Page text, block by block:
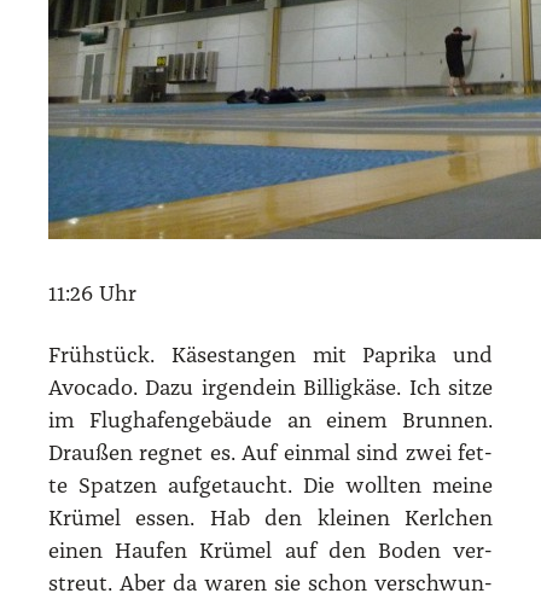
11:26 Uhr
Früh­stück. Käse­stan­gen mit Papri­ka und
Avo­ca­do. Dazu irgend­ein Bil­lig­kä­se. Ich sit­ze
im Flug­ha­fen­ge­bäu­de an einem Brun­nen.
Drau­ßen reg­net es. Auf ein­mal sind zwei fet­
te Spat­zen auf­ge­taucht. Die woll­ten mei­ne
Krü­mel essen. Hab den klei­nen Kerl­chen
einen Hau­fen Krü­mel auf den Boden ver­
streut. Aber da waren sie schon ver­schwun­